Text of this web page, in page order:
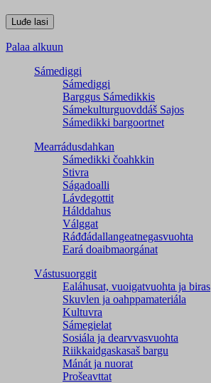
Palaa alkuun
Sámediggi
Sámediggi
Barggus Sámedikkis
Sámekulturguovddáš Sajos
Sámedikki bargoortnet
Mearrádusdahkan
Sámedikki čoahkkin
Stivra
Ságadoalli
Lávdegottit
Hálddahus
Válggat
Ráđđádallangeatnegas­vuohta
Eará doaibmaorgánat
Vástusuorggit
Ealáhusat, vuoigatvuohta ja biras
Skuvlen ja oahppamateriála
Kultuvra
Sámegielat
Sosiála ja dearvvasvuohta
Riikkaidgaskasaš bargu
Mánát ja nuorat
Prošeavttat